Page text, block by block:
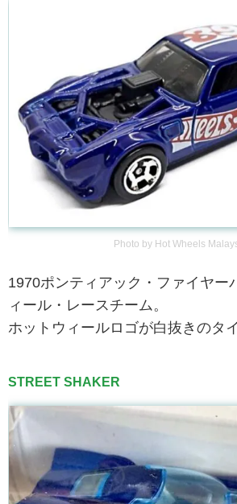
Photo by Hot Wheels
1970ポンティアック・ファイヤー
ィール・レースチーム。
ホットウィールロゴが白抜きのタ
STREET SHAKER